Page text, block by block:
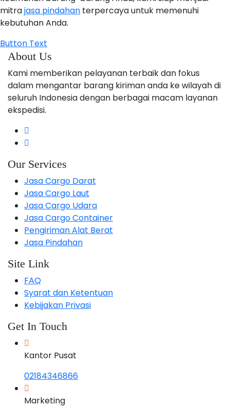
mitrajasa pindahan terpercaya untuk memenuhi
kebutuhan Anda.
Button Text
About Us
Kami memberikan pelayanan terbaik dan fokus
dalam mengantar barang kiriman anda ke wilayah di
seluruh Indonesia dengan berbagai macam layanan
ekspedisi.
Our Services
Jasa Cargo Darat
Jasa Cargo Laut
Jasa Cargo Udara
Jasa Cargo Container
Pengiriman Alat Berat
Jasa Pindahan
Site Link
FAQ
Syarat dan Ketentuan
Kebijakan Privasi
Get In Touch
Kantor Pusat
02184346866
Marketing